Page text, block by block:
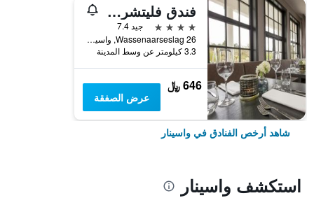
فندق فليتشر دوينورد البوتيكي
4 نجوم
جيد 7.4
Wassenaarseslag 26, واسينار, مقاطعة جنوب هولندا, هولندا
3.3 كيلومتر عن وسط المدينة
646 ﷼
عرض الصفقة
شاهد أرخص الفنادق في واسينار
استكشف واسينار